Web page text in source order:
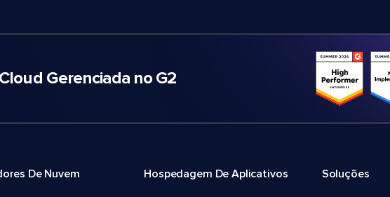
Gerenciada no G2
De Nuvem Hospedagem De Aplicativos Soluções